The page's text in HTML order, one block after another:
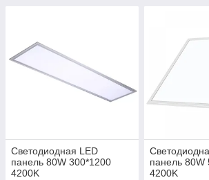
Светодиодная LED
панель 80W 300*1200
4200K
панель 80W
4200K